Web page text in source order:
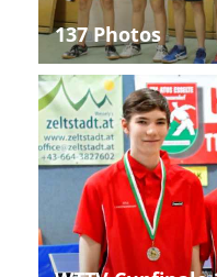
137 Photos